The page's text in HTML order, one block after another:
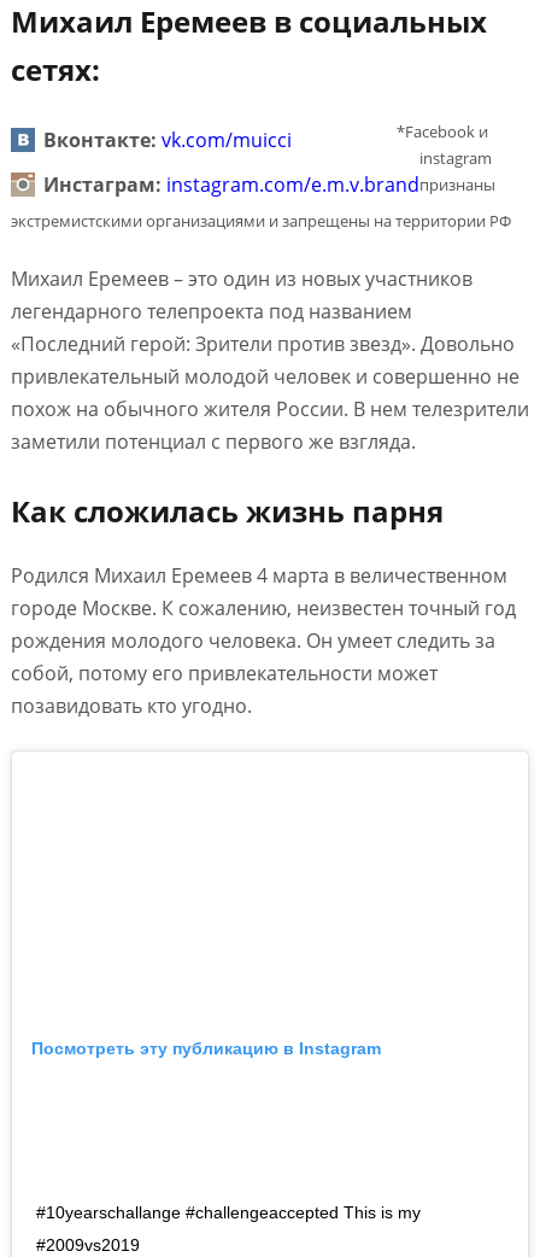
Михаил Еремеев в социальных
сетях:
Вконтакте: vk.com/muicci
Инстаграм: instagram.com/e.m.v.brand
*Facebook и
instagram
признаны
экстремистскими организациями и запрещены на территории РФ
Михаил Еремеев – это один из новых участников
легендарного телепроекта под названием
«Последний герой: Зрители против звезд». Довольно
привлекательный молодой человек и совершенно не
похож на обычного жителя России. В нем телезрители
заметили потенциал с первого же взгляда.
Как сложилась жизнь парня
Родился Михаил Еремеев 4 марта в величественном
городе Москве. К сожалению, неизвестен точный год
рождения молодого человека. Он умеет следить за
собой, потому его привлекательности может
позавидовать кто угодно.
Посмотреть эту публикацию в Instagram
#10yearschallange #challengeaccepted This is my
#2009vs2019